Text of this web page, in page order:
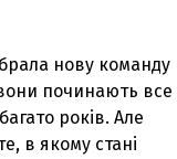
нову команду
починають все
років. Але
в якому стані